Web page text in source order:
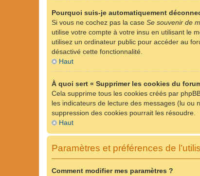
Pourquoi suis-je automatiquement
Si vous ne cochez pas la case Se souvenir de
utilise votre compte à votre insu en utilisant le
utilisez un ordinateur public pour accéder au
désactivé cette fonctionnalité.
Haut
À quoi sert « Supprimer les cookies du
Cela supprime tous les cookies créés par
les indicateurs de lecture des messages (lu ou
suppression des cookies pourrait les résoudre.
Haut
Paramètres et préférences de
Comment modifier mes paramètres ?